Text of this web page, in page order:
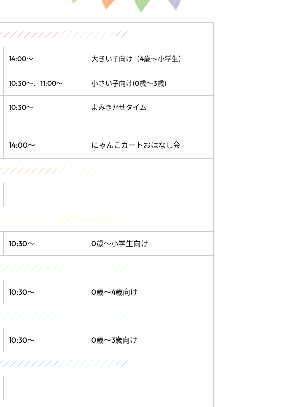
／／／／／／／／／／／／／／／／／
14:00～ 大きい子向け（4歳～小学生）
10:30～、11:00～ 小さい子向け(0歳～3歳)
10:30～ よみきかせタイム
14:00～ にゃんこカートおはなし会
／／／／／／／／／／／／／／
／／／／／／／／／／／／／／／／／
10:30～ 0歳～小学生向け
／／／／／／／／／／／／／／／／／
10:30～ 0歳～4歳向け
／／／／／／／／／／／／／／／／／
10:30～ 0歳～3歳向け
／／／／／／／／／／／／／／／／／